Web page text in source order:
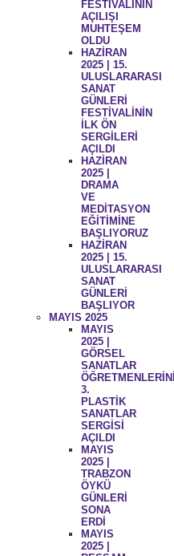
FESTİVALİNİN
AÇILIŞI
MUHTEŞEM
OLDU
HAZİRAN
2025 | 15.
ULUSLARARASI
SANAT
GÜNLERİ
FESTİVALİNİN
İLK ÖN
SERGİLERİ
AÇILDI
HAZİRAN
2025 |
DRAMA
VE
MEDİTASYON
EĞİTİMİNE
BAŞLIYORUZ
HAZİRAN
2025 | 15.
ULUSLARARASI
SANAT
GÜNLERİ
BAŞLIYOR
MAYIS 2025
MAYIS
2025 |
GÖRSEL
SANATLAR
3.
PLASTİK
SANATLAR
SERGİSİ
AÇILDI
MAYIS
2025 |
TRABZON
ÖYKÜ
GÜNLERİ
SONA
ERDİ
MAYIS
2025 |